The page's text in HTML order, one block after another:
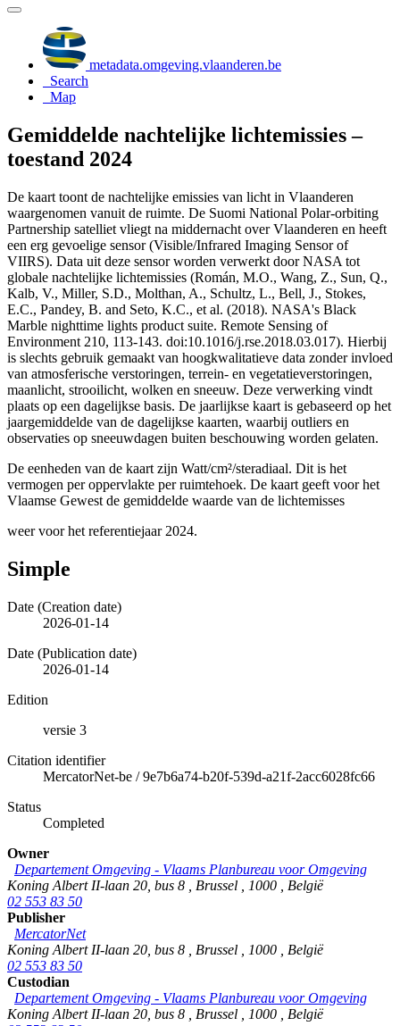
metadata.omgeving.vlaanderen.be
Search
Map
Gemiddelde nachtelijke lichtemissies –
toestand 2024
De kaart toont de nachtelijke emissies van licht in Vlaanderen
waargenomen vanuit de ruimte. De Suomi National Polar-orbiting
Partnership satelliet vliegt na middernacht over Vlaanderen en heeft
een erg gevoelige sensor (Visible/Infrared Imaging Sensor of
VIIRS). Data uit deze sensor worden verwerkt door NASA tot
globale nachtelijke lichtemissies (Román, M.O., Wang, Z., Sun, Q.,
Kalb, V., Miller, S.D., Molthan, A., Schultz, L., Bell, J., Stokes,
E.C., Pandey, B. and Seto, K.C., et al. (2018). NASA's Black
Marble nighttime lights product suite. Remote Sensing of
Environment 210, 113-143. doi:10.1016/j.rse.2018.03.017). Hierbij
is slechts gebruik gemaakt van hoogkwalitatieve data zonder invloed
van atmosferische verstoringen, terrein- en vegetatieverstoringen,
maanlicht, strooilicht, wolken en sneeuw. Deze verwerking vindt
plaats op een dagelijkse basis. De jaarlijkse kaart is gebaseerd op het
jaargemiddelde van de dagelijkse kaarten, waarbij outliers en
observaties op sneeuwdagen buiten beschouwing worden gelaten.
De eenheden van de kaart zijn Watt/cm²/steradiaal. Dit is het
vermogen per oppervlakte per ruimtehoek. De kaart geeft voor het
Vlaamse Gewest de gemiddelde waarde van de lichtemisses
weer voor het referentiejaar 2024.
Simple
Date (Creation date)
2026-01-14
Date (Publication date)
2026-01-14
Edition
versie 3
Citation identifier
MercatorNet-be /9e7b6a74-b20f-539d-a21f-2acc6028fc66
Status
Completed
Owner
Departement Omgeving - Vlaams Planbureau voor Omgeving
Koning Albert II-laan 20, bus 8
Brussel 1000
België
02 553 83 50
Publisher
MercatorNet
Koning Albert II-laan 20, bus 8
Brussel 1000
België
02 553 83 50
Custodian
Departement Omgeving - Vlaams Planbureau voor Omgeving
Koning Albert II-laan 20, bus 8
Brussel 1000
België